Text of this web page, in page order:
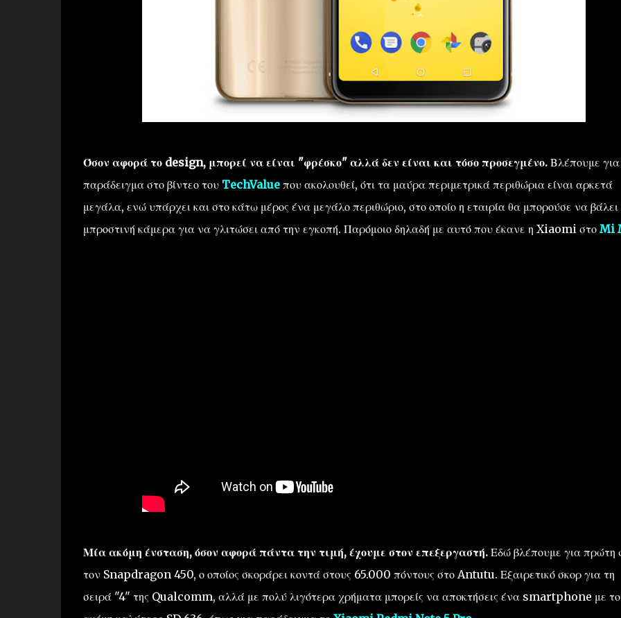
Όσον αφορά το design, μπορεί να είναι "φρέσκο" αλλά δεν είναι και τόσο προσεγμένο. Βλέπουμε για
παράδειγμα στο βίντεο του TechValueπου ακολουθεί, ότι τα μαύρα περιμετρικά περιθώρια είναι αρκετά
μεγάλα, ενώ υπάρχει και στο κάτω μέρος ένα μεγάλο περιθώριο, στο οποίο η εταιρία θα μπορούσε να βάλει
μπροστινή κάμερα για να γλιτώσει από την εγκοπή. Παρόμοιο δηλαδή με αυτό που έκανε η Xiaomi στο Mi
Μία ακόμη ένσταση, όσον αφορά πάντα την τιμή, έχουμε στον επεξεργαστή.Εδώ βλέπουμε για πρώτη
τον Snapdragon 450, ο οποίος σκοράρει κοντά στους 65.000 πόντους στο Antutu. Εξαιρετικό σκορ για τη
σειρά "4" της Qualcomm, αλλά με πολύ λιγότερα χρήματα μπορείς να αποκτήσεις ένα smartphone με